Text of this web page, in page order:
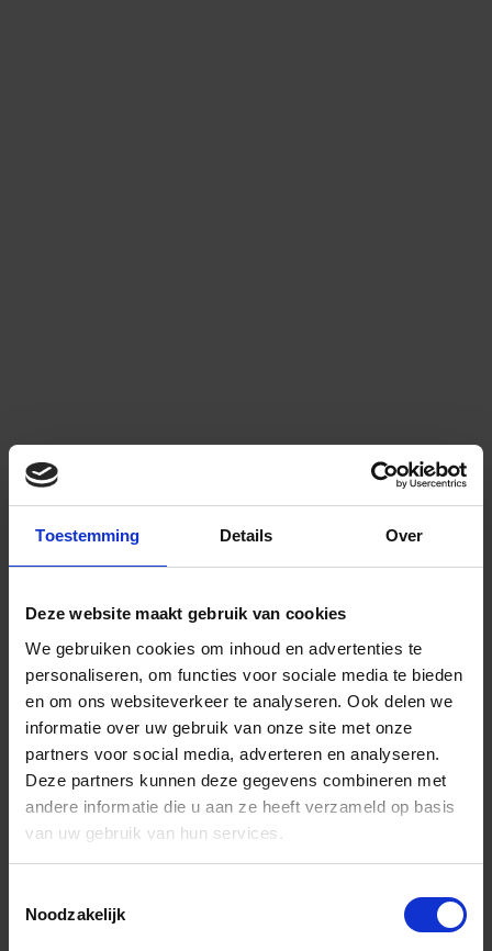
Toestemming Details Over
Deze website maakt gebruik van cookies
We gebruiken cookies om inhoud en advertenties te
personaliseren, om functies voor sociale media te bieden
en om ons websiteverkeer te analyseren. Ook delen we
informatie over uw gebruik van onze site met onze
partners voor social media, adverteren en analyseren.
Deze partners kunnen deze gegevens combineren met
andere informatie die u aan ze heeft verzameld op basis
van uw gebruik van hun services.
Noodzakelijk